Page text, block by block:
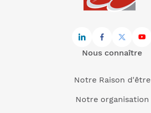
Nous connaître
Notre Raison d'être
Notre organisation